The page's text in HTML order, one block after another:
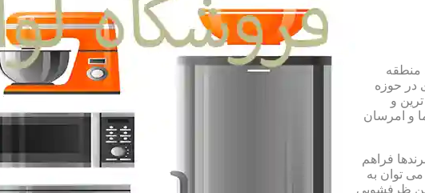
منطقه
در حوزه
و
و امرسان
فراهم
می توان به
ظرفشویی